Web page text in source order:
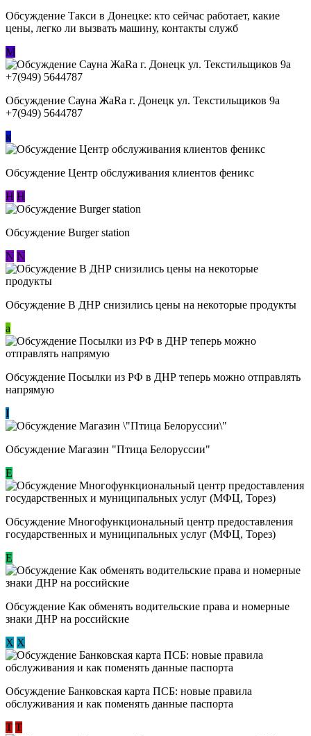
Обсуждение ​Такси в Донецке: кто сейчас работает, какие
цены, легко ли вызвать машину, контакты служб
М
Обсуждение Сауна ЖаRa г. Донецк ул. Текстильщиков 9а
+7(949) 5644787
к
Обсуждение Центр обслуживания клиентов феникс
Н Н
Обсуждение Burger station
N N
Обсуждение В ДНР снизились цены на некоторые продукты
a
Обсуждение Посылки из РФ в ДНР теперь можно отправлять
напрямую
I
Обсуждение Магазин "Птица Белоруссии"
Е
Обсуждение Многофункциональный центр предоставления
государственных и муниципальных услуг (МФЦ, Торез)
E
Обсуждение ​Как обменять водительские права и номерные
знаки ДНР на российские
Х Х
Обсуждение ​Банковская карта ПСБ: новые правила
обслуживания и как поменять данные паспорта
Т Т